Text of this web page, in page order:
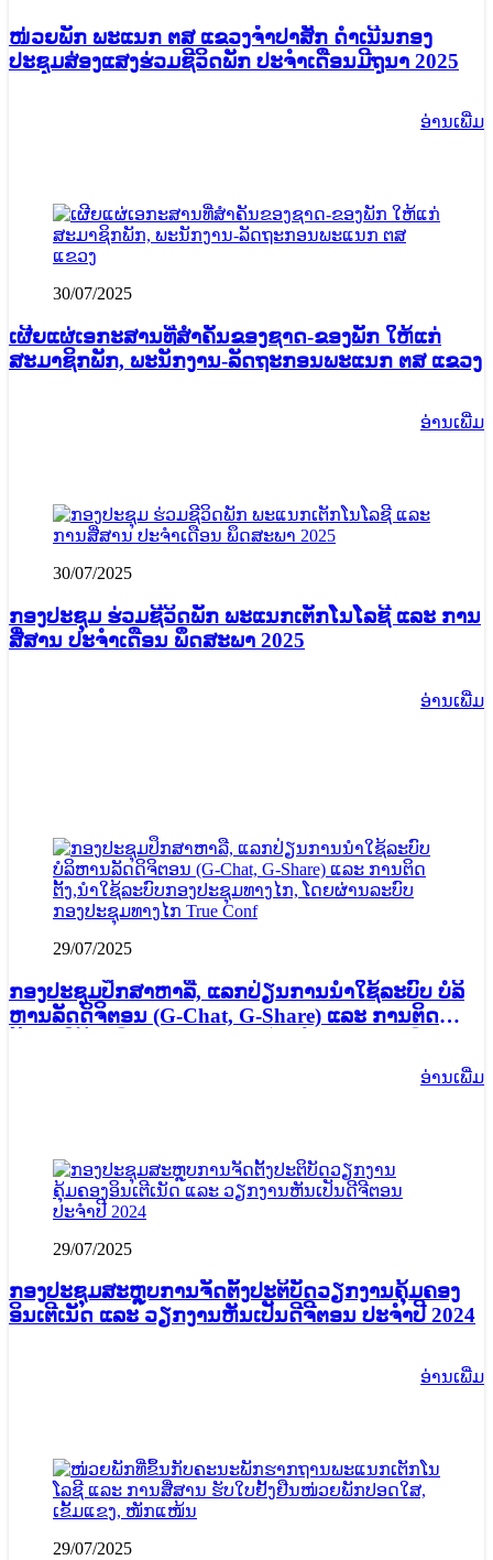
ໜ່ວຍພັກ ພະແນກ ຕສ ແຂວງຈໍາປາສັກ ດຳເນີນກອງ
ປະຊຸມສ່ອງແສງຮ່ວມຊີວິດພັກ ປະຈໍາເດືອນມີຖຸນາ 2025
ອ່ານ​ເພີ່ມ
30/07/2025
ເຜີຍແຜ່ເອກະສານທີ່ສຳຄັນຂອງຊາດ-ຂອງພັກ ໃຫ້ແກ່
ສະມາຊິກພັກ, ພະນັກງານ-ລັດຖະກອນພະແນກ ຕສ ແຂວງ
ອ່ານ​ເພີ່ມ
30/07/2025
ກອງປະຊຸມ ຮ່ວມຊີວິດພັກ ພະແນກເຕັກໂນໂລຊີ ແລະ ການ
ສື່ສານ ປະຈໍາເດືອນ ພຶດສະພາ 2025
ອ່ານ​ເພີ່ມ
29/07/2025
ກອງປະຊຸມປຶກສາຫາລື, ແລກປ່ຽນການນໍາໃຊ້ລະບົບ ບໍລິ
ຫານລັດດິຈິຕອນ (G-Chat, G-Share) ແລະ ການຕິດ
ອ່ານ​ເພີ່ມ
29/07/2025
ກອງປະຊຸມສະຫຼຸບການຈັດຕັ້ງປະຕິບັດວຽກງານຄຸ້ມຄອງ
ອິນເຕີເນັດ ແລະ ວຽກງານຫັນເປັນດີຈີຕອນ ປະຈຳປີ 2024
ອ່ານ​ເພີ່ມ
29/07/2025